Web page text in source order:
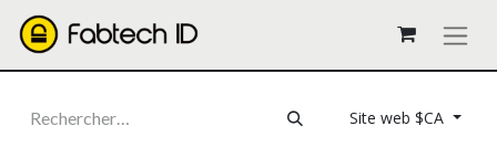
Site web $CA